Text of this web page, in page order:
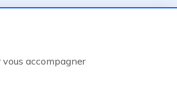
accompagner